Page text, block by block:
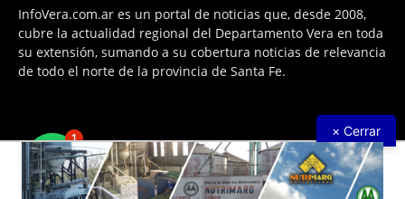
InfoVera.com.ar es un portal de noticias que, desde 2008,
cubre la actualidad regional del Departamento Vera en toda
su extensión, sumando a su cobertura noticias de relevancia
de todo el norte de la provincia de Santa Fe.
Todos Los Derechos Reservados © 2008 – 2026. Infovera.com.ar -
Powered byPG Multimedias
× Cerrar
1